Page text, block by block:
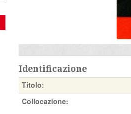
Identificazione
Titolo:
Collocazione: